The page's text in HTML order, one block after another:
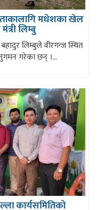
मधेशका खेल
लिम्बु
लिम्बुले वीरगन्ज स्थित
गरेका छन् ।...
कार्यसमितिको